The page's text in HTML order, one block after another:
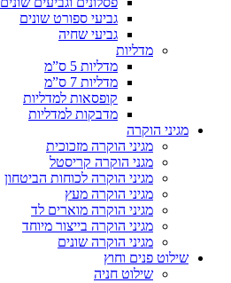
גביעי ספורט שונים
גביעי שחיה
מדליות
מדליות 5 ס”מ
מדליות 7 ס”מ
קופסאות למדליות
מדבקות למדליות
מגיני הוקרה
מגיני הוקרה מזכוכית
מגני הוקרה קריסטל
מגיני הוקרה לכוחות הביטחון
מגיני הוקרה מעץ
מגיני הוקרה מוארים לד
מגיני הוקרה בייצור מיוחד
מגיני הוקרה שונים
שילוט פנים וחוץ
שילוט חניה